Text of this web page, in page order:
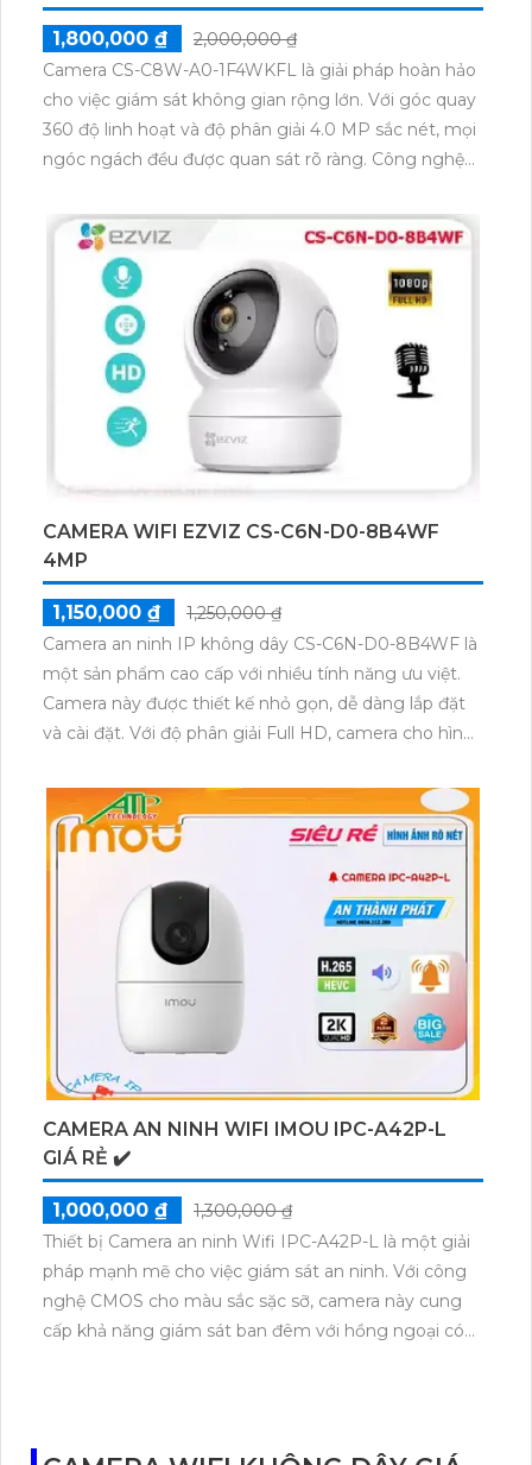
1,800,000 ₫
2,000,000 ₫
Camera CS-C8W-A0-1F4WKFL là giải pháp hoàn hảo
cho việc giám sát không gian rộng lớn. Với góc quay
360 độ linh hoạt và độ phân giải 4.0 MP sắc nét, mọi
ngóc ngách đều được quan sát rõ ràng. Công nghệ
CAMERA WIFI EZVIZ CS-C6N-D0-8B4WF
4MP
1,150,000 ₫
1,250,000 ₫
Camera an ninh IP không dây CS-C6N-D0-8B4WF là
một sản phẩm cao cấp với nhiều tính năng ưu việt.
Camera này được thiết kế nhỏ gọn, dễ dàng lắp đặt
và cài đặt. Với độ phân giải Full HD, camera cho hình
hình ảnh chân thực. Camera IP không dây này cũng
hỗ trợ kết nối Wi-Fi, giúp người dùng dễ dàng kiểm
soát và xem trực tiếp hình ảnh từ xa thông qua điện
thoại di động hoặc máy tính. Ngoài ra, tính năng
cảnh báo chuyển động, hỗ trợ thẻ nhớ lên đến
128GB giúp ghi lại các sự kiện quan trọng. Sản phẩm
này đáp ứng tốt nhu cầu bảo vệ an ninh của gia đình,
văn phòng, cửa hàng và các khu vực khác.
CAMERA AN NINH WIFI IMOU IPC-A42P-L
GIÁ RẺ ✔️
1,000,000 ₫
1,300,000 ₫
Thiết bị Camera an ninh Wifi IPC-A42P-L là một giải
pháp mạnh mẽ cho việc giám sát an ninh. Với công
nghệ CMOS cho màu sắc sặc sỡ, camera này cung
cấp khả năng giám sát ban đêm với hồng ngoại có
truyền tải nhanh và hỗ trợ các công nghệ nén video